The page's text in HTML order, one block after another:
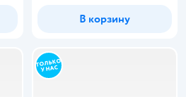
В корзину